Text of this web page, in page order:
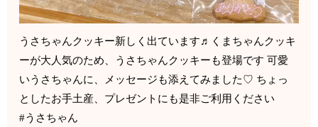
うさちゃんクッキー新しく出ています♬くまちゃんクッキ
ーが大人気のため、うさちゃんクッキーも登場です 可愛
いうさちゃんに、メッセージも添えてみました♡ ちょっ
としたお手土産、プレゼントにも是非ご利用ください
#うさちゃん